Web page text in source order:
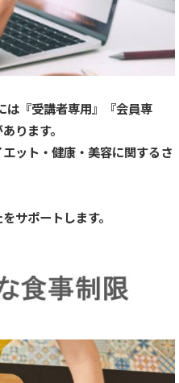
は『受講者専用』『会員専
ります。
ット・健康・美容に関するさ
サポートします。